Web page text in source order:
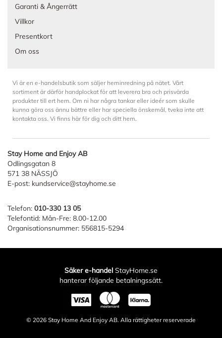
Garanti & Ångerrätt
Villkor
Presentkort
Om oss
Vi är en e-handelsbutik som säljer heminredning på nätet. Vårt
sortiment är därför handplockat för att leverera bra och prisvärda
produkter till ert hem. Om ni har några tankar eller ideér som skulle
kunna göra oss ännu bättre eller har speciella önskemål, tveka inte att
kontakta oss. Vi finns här för dig och ditt hem.
Stay Home and Enjoy AB
Odlingsgatan 8
571 38 NÄSSJÖ
E-post: kundservice@stayhome.se
Telefon: 010-330 13 05
Telefontid: Mån-Fre: 8.00-12.00
Organisationsnummer: 556815-5294
Säker e-handel StayHome.se
hanterar följande betalningssätt.
© 2026 Stay Home And Enjoy AB. Alla rättigheter reserverade